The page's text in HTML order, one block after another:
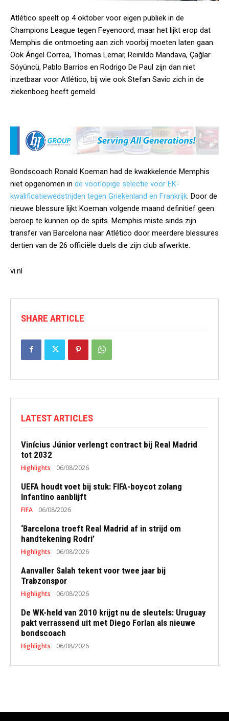
Atlético speelt op 4 oktober voor eigen publiek in de
Champions League tegen Feyenoord, maar het lijkt erop dat
Memphis die ontmoeting aan zich voorbij moeten laten gaan.
Ook Ángel Correa, Thomas Lemar, Reinildo Mandava, Çağlar
Söyüncü, Pablo Barrios en Rodrigo De Paul zijn dan niet
inzetbaar voor Atlético, bij wie ook Stefan Savic zich in de
ziekenboeg heeft gemeld.
Bondscoach Ronald Koeman had de kwakkelende Memphis
niet opgenomen in de voorlopige selectie voor EK-
kwalificatiewedstrijden tegen Griekenland en Frankrijk. Door de
nieuwe blessure lijkt Koeman volgende maand definitief geen
beroep te kunnen op de spits. Memphis miste sinds zijn
transfer van Barcelona naar Atlético door meerdere blessures
dertien van de 26 officiële duels die zijn club afwerkte.
vi.nl
SHARE ARTICLE
LATEST ARTICLES
Vinícius Júnior verlengt contract bij Real Madrid
tot 2032
Highlights 06/08/2026
UEFA houdt voet bij stuk: FIFA-boycot zolang
Infantino aanblijft
FIFA 06/08/2026
‘Barcelona troeft Real Madrid af in strijd om
handtekening Rodri’
Highlights 06/08/2026
Aanvaller Salah tekent voor twee jaar bij
Trabzonspor
Highlights 06/08/2026
De WK-held van 2010 krijgt nu de sleutels: Uruguay
pakt verrassend uit met Diego Forlan als nieuwe
bondscoach
Highlights 06/08/2026